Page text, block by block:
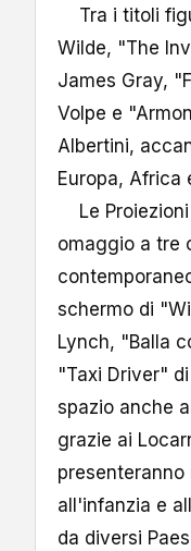
Tra i titoli
Wilde, "The
James Gray,
Volpe e
Albertini,
Europa, Africa
Le Proiezioni
omaggio a tre
schermo di
Lynch, "Balla
"Taxi Driver"
spazio anche
grazie ai
all'infanzia e
da diversi